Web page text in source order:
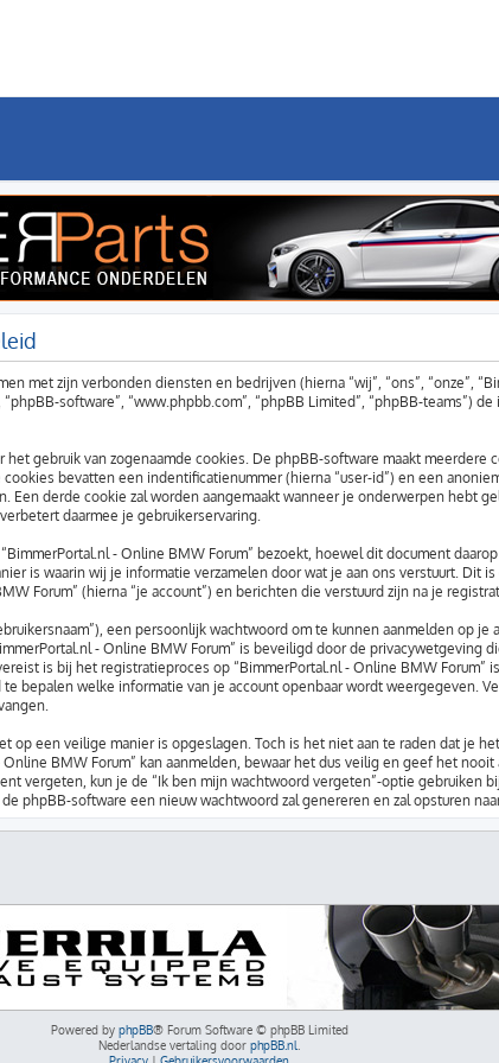
met zijn verbonden diensten en bedrijven (hierna “wij”, “ons”, “onze”,
software”, “www.phpbb.com”, “phpBB Limited”, “phpBB-teams”)
gebruik van zogenaamde cookies. De phpBB-software maakt
bevatten een indentificatienummer (hierna “user-id”) en een
derde cookie zal worden aangemaakt wanneer je onderwerpen hebt
daarmee je gebruikerservaring.
- Online BMW Forum” bezoekt, hoewel dit document
is waarin wij je informatie verzamelen door wat je aan ons verstuurt. Dit
Forum” (hierna “je account”) en berichten die verstuurd zijn na je
een persoonlijk wachtwoord om te kunnen aanmelden op je
- Online BMW Forum” is beveiligd door de privacywetgeving
is bij het registratieproces op “BimmerPortal.nl - Online BMW Forum”
bepalen welke informatie van je account openbaar wordt weergegeven.
op een veilige manier is opgeslagen. Toch is het niet aan te raden dat je
BMW Forum” kan aanmelden, bewaar het dus veilig en geef het nooit
vergeten, kun je de “Ik ben mijn wachtwoord vergeten”-optie gebruiken
phpBB-software een nieuw wachtwoord zal genereren en zal opsturen
Powered by phpBB® Forum Software © phpBB Limited
Nederlandse vertaling door phpBB.nl
Privacy | Gebruikersvoorwaarden